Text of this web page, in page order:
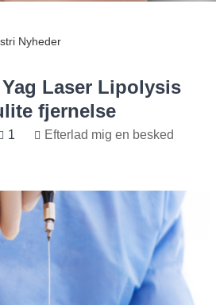
Nyheder
Yag Laser Lipolysis
fjernelse
1 Efterlad mig en besked